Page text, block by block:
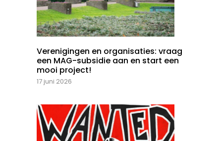
Verenigingen en organisaties: vraag
een MAG-subsidie aan en start een
mooi project!
17 juni 2026